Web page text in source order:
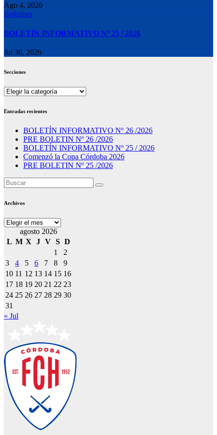
Ago 4, 2026
Boletines
BOLETÍN INFORMATIVO Nº 25 / 2026
Jul 30, 2026
Secciones
Secciones
Entradas recientes
BOLETÍN INFORMATIVO Nº 26 /2026
PRE BOLETIN Nº 26 /2026
BOLETÍN INFORMATIVO Nº 25 / 2026
Comenzó la Copa Córdoba 2026
PRE BOLETIN Nº 25 /2026
Archivos
Archivos
agosto 2026
L M X J V S D
1
2
3
4 5 6 7 8
9
10 11 12 13 14 15 16
17 18 19 20 21 22 23
24 25 26 27 28 29 30
31
« Jul